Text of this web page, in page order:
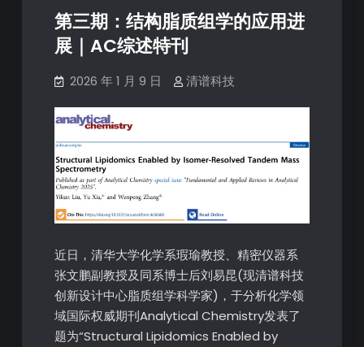
第三期：结构脂质组学的应用进
展｜AC综述特刊
2026 年 1 月 9 日 清谱科技
近日，清华大学化学系瑕瑜教授、精密仪器系
张文鹏副教授及同系博士后刘易昆(现清谱科技
创新设计中心脂质组学科学家)，于分析化学领
域国际权威期刊Analytical Chemistry发表了
题为“Structural Lipidomics Enabled by